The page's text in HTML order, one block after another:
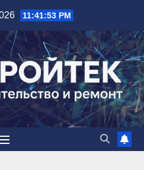
11:41:54 PM